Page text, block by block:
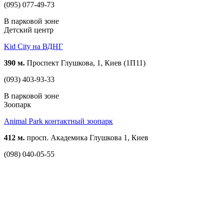
(095) 077-49-73
В парковой зоне
Детский центр
Kid City на ВДНГ
390 м. Проспект Глушкова, 1, Киев (1П11)
(093) 403-93-33
В парковой зоне
Зоопарк
Animal Park контактный зоопарк
412 м. просп. Академика Глушкова 1, Киев
(098) 040-05-55